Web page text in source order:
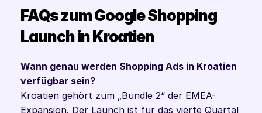
FAQs zum Google Shopping
Launch in Kroatien
Wann genau werden Shopping Ads in Kroatien
verfügbar sein?
Kroatien gehört zum „Bundle 2“ der EMEA-
Expansion. Der Launch ist für das vierte Quartal